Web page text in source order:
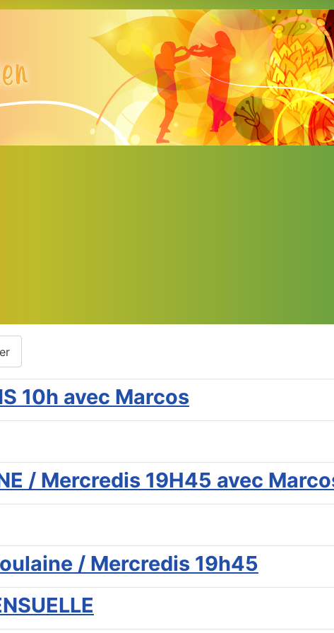
10h avec Marcos
/ Mercredis 19H45 avec
/ Mercredis 19h45